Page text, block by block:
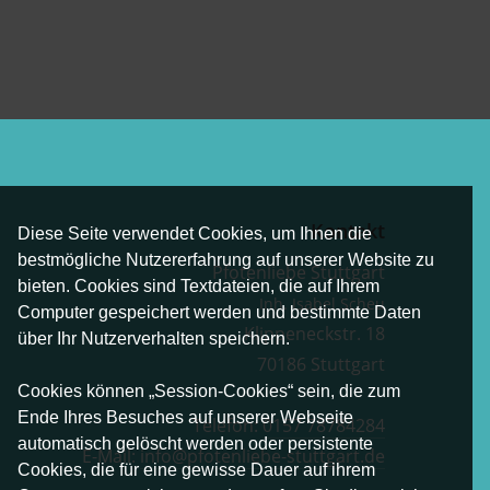
Diese Seite verwendet Cookies, um Ihnen die
bestmögliche Nutzererfahrung auf unserer Website zu
bieten. Cookies sind Textdateien, die auf Ihrem
Computer gespeichert werden und bestimmte Daten
über Ihr Nutzerverhalten speichern.
Cookies können „Session-Cookies“ sein, die zum
Ende Ihres Besuches auf unserer Webseite
automatisch gelöscht werden oder persistente
Cookies, die für eine gewisse Dauer auf ihrem
Kontakt
Pfotenliebe Stuttgart
Inh. Isabel Scheu
Klippeneckstr. 18
70186 Stuttgart
Telefon:0157 78784284
E-Mail:info@pfotenliebe-stuttgart.de